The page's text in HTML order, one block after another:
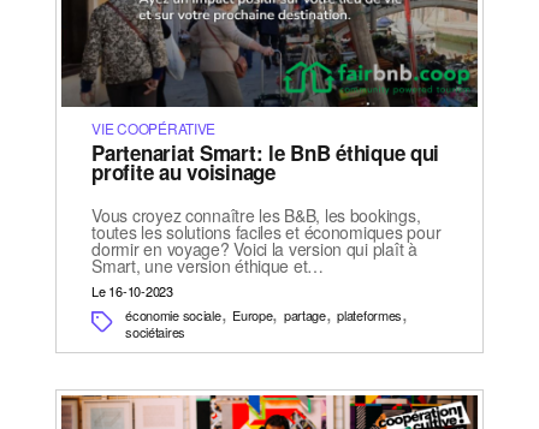
VIE COOPÉRATIVE
Partenariat Smart: le BnB éthique qui
profite au voisinage
Vous croyez connaître les B&B, les bookings,
toutes les solutions faciles et économiques pour
dormir en voyage? Voici la version qui plaît à
Smart, une version éthique et…
Le 16-10-2023
économie sociale, Europe, partage,plateformes,
sociétaires